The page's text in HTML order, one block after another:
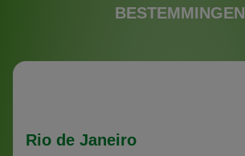
BESTEMMINGEN
Rio de Janeiro